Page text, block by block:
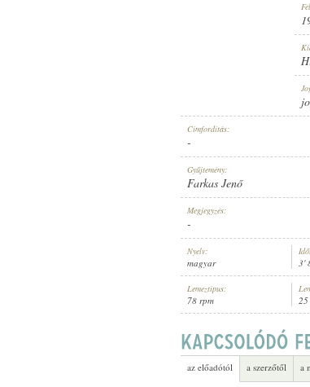
ELŐADÓ: SOLTI KÁROLY,
HIS MASTER'S VOICE
HUC 173
Címfordítás:
-
Gyűjtemény:
Farkas Jenő
Megjegyzés:
-
Nyelv:
magyar 3'
Lemeztípus:
78 rpm 25
az előadótól a szerzőtől a